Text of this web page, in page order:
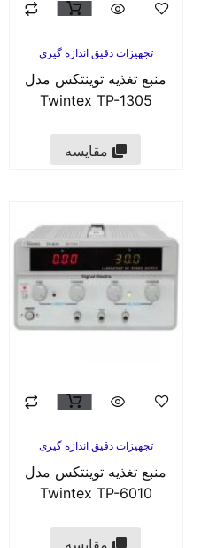
تجهیزات دقیق اندازه گیری
منبع تغذیه توینتکس مدل
Twintex TP-1305
مقایسه
تجهیزات دقیق اندازه گیری
منبع تغذیه توینتکس مدل
Twintex TP-6010
مقایسه